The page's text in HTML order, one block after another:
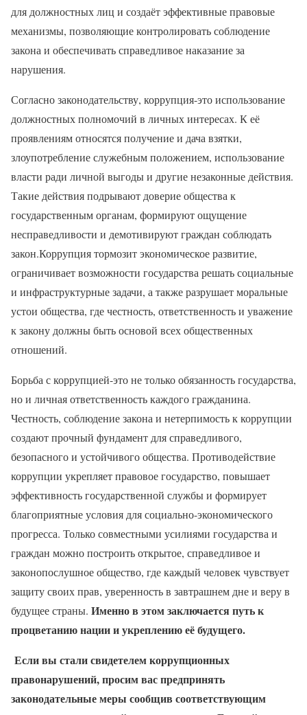
для должностных лиц и создаёт эффективные правовые
механизмы, позволяющие контролировать соблюдение
закона и обеспечивать справедливое наказание за
нарушения.
Согласно законодательству, коррупция-это использование
должностных полномочий в личных интересах. К её
проявлениям относятся получение и дача взятки,
злоупотребление служебным положением, использование
власти ради личной выгоды и другие незаконные действия.
Такие действия подрывают доверие общества к
государственным органам, формируют ощущение
несправедливости и демотивируют граждан соблюдать
закон.Коррупция тормозит экономическое развитие,
ограничивает возможности государства решать социальные
и инфраструктурные задачи, а также разрушает моральные
устои общества, где честность, ответственность и уважение
к закону должны быть основой всех общественных
отношений.
Борьба с коррупцией-это не только обязанность государства,
но и личная ответственность каждого гражданина.
Честность, соблюдение закона и нетерпимость к коррупции
создают прочный фундамент для справедливого,
безопасного и устойчивого общества. Противодействие
коррупции укрепляет правовое государство, повышает
эффективность государственной службы и формирует
благоприятные условия для социально-экономического
прогресса. Только совместными усилиями государства и
граждан можно построить открытое, справедливое и
законопослушное общество, где каждый человек чувствует
защиту своих прав, уверенность в завтрашнем дне и веру в
будущее страны. Именно в этом заключается путь к
процветанию нации и укреплению её будущего.
Если вы стали свидетелем коррупционных
правонарушений, просим вас предпринять
законодательные меры сообщив соответствующим